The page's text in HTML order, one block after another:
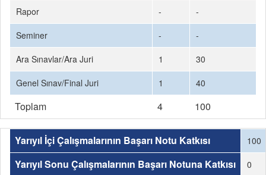
Rapor
-
-
Seminer
-
-
Ara Sınavlar/Ara Juri
1
30
Genel Sınav/Final Juri
1 40
Toplam 4 100
Yarıyıl İçi Çalışmalarının Başarı Notu Katkısı 100
Yarıyıl Sonu Çalışmalarının Başarı Notuna Katkısı 0